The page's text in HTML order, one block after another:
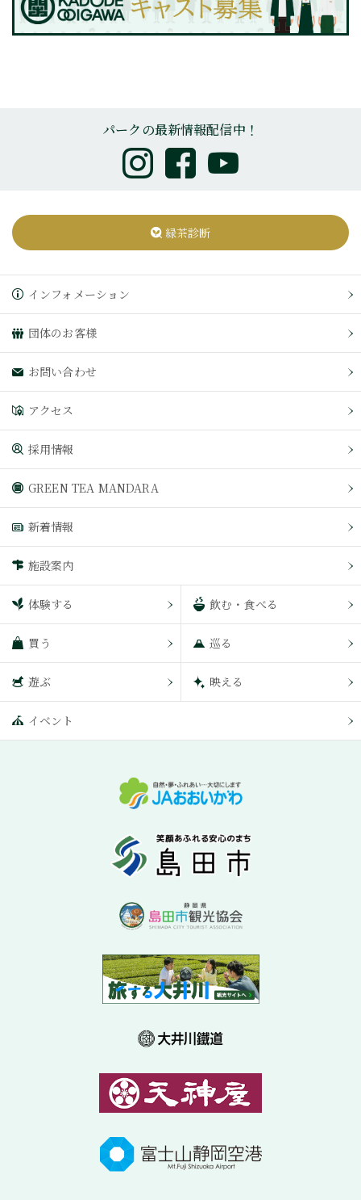
パークの最新情報配信中！
緑茶診断
インフォメーション
団体のお客様
お問い合わせ
アクセス
採用情報
GREEN TEA MANDARA
新着情報
施設案内
体験する 飲む・食べる
買う 巡る
遊ぶ 映える
イベント